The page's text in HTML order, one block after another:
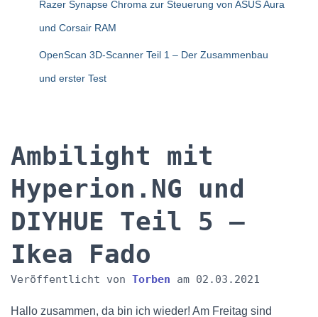
Razer Synapse Chroma zur Steuerung von ASUS Aura
und Corsair RAM
OpenScan 3D-Scanner Teil 1 – Der Zusammenbau
und erster Test
Ambilight mit
Hyperion.NG und
DIYHUE Teil 5 –
Ikea Fado
Veröffentlicht von Torben am 02.03.2021
Hallo zusammen, da bin ich wieder! Am Freitag sind